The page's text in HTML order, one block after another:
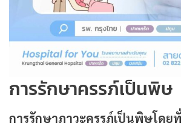
การรักษาครรภ์เป็นพิษ
การรักษาภาวะครรภ์เป็นพิษโดย